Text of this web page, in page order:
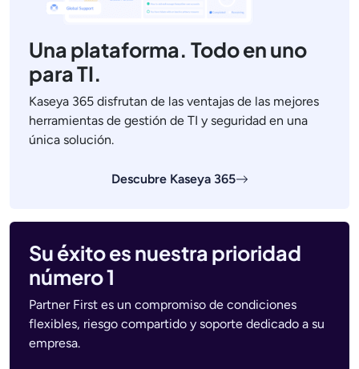
Una plataforma. Todo en uno
para TI.
Kaseya 365 disfrutan de las ventajas de las mejores
herramientas de gestión de TI y seguridad en una
única solución.
Descubre Kaseya 365
Su éxito es nuestra prioridad
número 1
Partner First es un compromiso de condiciones
flexibles, riesgo compartido y soporte dedicado a su
empresa.